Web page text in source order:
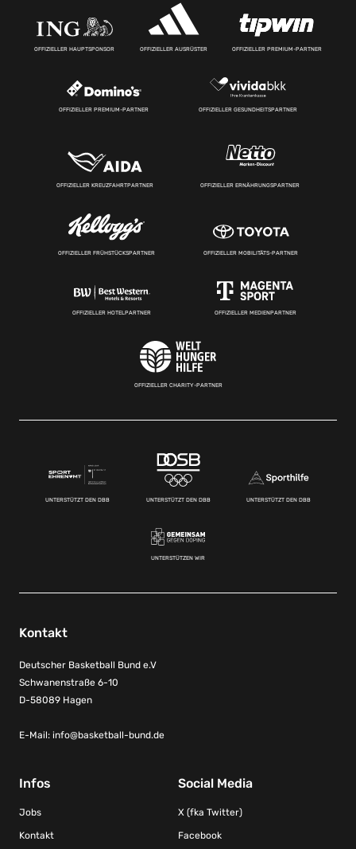
OFFIZIELLER HAUPTSPONSOR OFFIZIELLER AUSRÜSTER OFFIZIELLER PREMIUM-PARTNER
OFFIZIELLER PREMIUM-PARTNER OFFIZIELLER GESUNDHEITSPARTNER
OFFIZIELLER KREUZFAHRTPARTNER OFFIZIELLER ERNÄHRUNGSPARTNER
OFFIZIELLER FRÜHSTÜCKSPARTNER OFFIZIELLER MOBILITÄTS-PARTNER
OFFIZIELLER HOTELPARTNER OFFIZIELLER MEDIENPARTNER
OFFIZIELLER CHARITY-PARTNER
UNTERSTÜTZT DEN DBB UNTERSTÜTZT DEN DBB UNTERSTÜTZT DEN DBB
UNTERSTÜTZEN WIR
Kontakt
Deutscher Basketball Bund e.V
Schwanenstraße 6-10
D-58089 Hagen
E-Mail: info@basketball-bund.de
Infos
Jobs
Kontakt
Social Media
X (fka Twitter)
Facebook